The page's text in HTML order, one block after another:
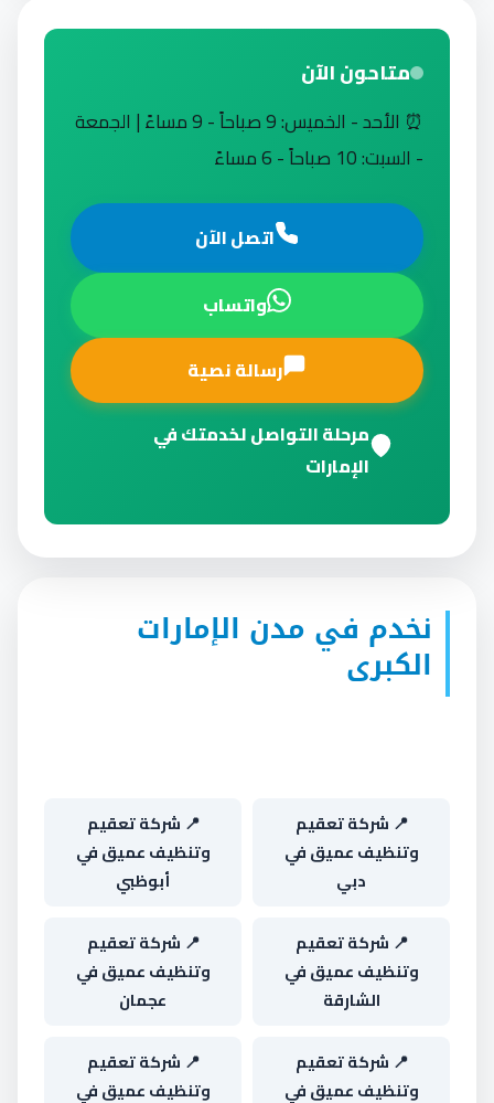
متاحون الآن
⏰ الأحد - الخميس: 9 صباحاً - 9 مساءً | الجمعة
- السبت: 10 صباحاً - 6 مساءً
اتصل الآن
واتساب
رسالة نصية
مرحلة التواصل لخدمتك في
الإمارات
نخدم في مدن الإمارات
الكبرى
📍 شركة تعقيم
وتنظيف عميق في
دبي
📍 شركة تعقيم
وتنظيف عميق في
أبوظبي
📍 شركة تعقيم
وتنظيف عميق في
الشارقة
📍 شركة تعقيم
وتنظيف عميق في
عجمان
📍 شركة تعقيم
وتنظيف عميق في
📍 شركة تعقيم
وتنظيف عميق في